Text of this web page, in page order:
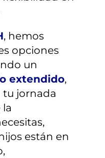
, hemos
opciones
un
extendido,
tu jornada
están en